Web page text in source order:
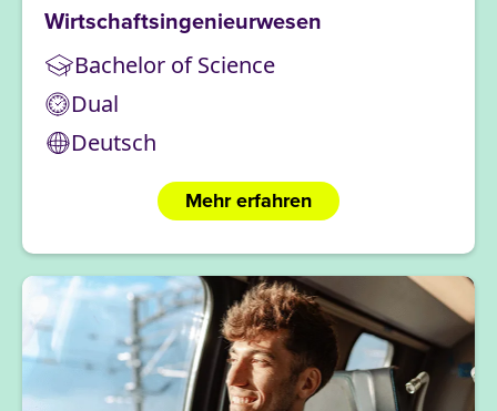
Wirtschaftsingenieurwesen
Bachelor of Science
Dual
Deutsch
Mehr erfahren